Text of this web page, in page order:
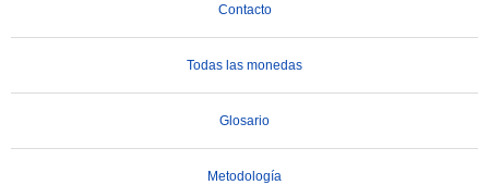
Contacto
Todas las monedas
Glosario
Metodología